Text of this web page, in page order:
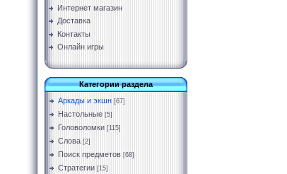
Интернет магазин
Доставка
Контакты
Онлайн игры
Категории раздела
Аркады и экшн [67]
Настольные [5]
Головоломки [115]
Слова [2]
Поиск предметов [68]
Стратегии [15]